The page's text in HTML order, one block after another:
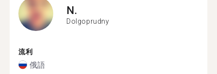
N.
Dolgoprudny
流利
俄語